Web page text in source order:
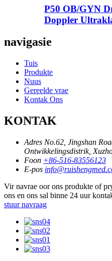
P50 OB/GYN
Doppler
navigasie
Tuis
Produkte
Nuus
Gereelde vrae
Kontak Ons
KONTAK
Adres No.62, Jingshan
Ontwikkelingsdistrik,
Foon +86-516-83556123
E-pos
Vir navrae oor ons produkte of
ons en ons sal binne 24 uur
stuur navraag